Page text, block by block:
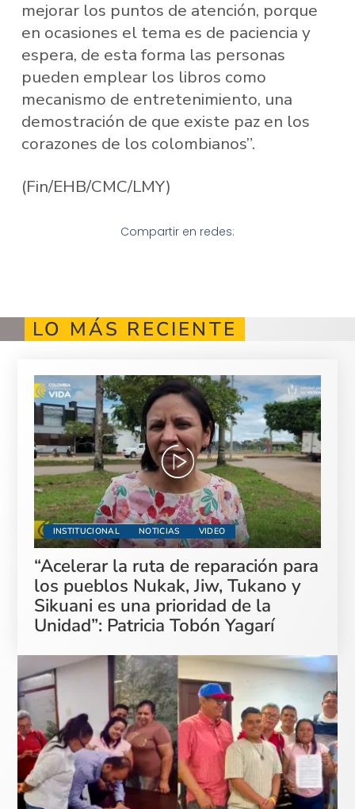
mejorar los puntos de atención, porque
en ocasiones el tema es de paciencia y
espera, de esta forma las personas
pueden emplear los libros como
mecanismo de entretenimiento, una
demostración de que existe paz en los
corazones de los colombianos”.
(Fin/EHB/CMC/LMY)
Compartir en redes:
LO MÁS RECIENTE
INSTITUCIONAL NOTICIAS VIDEO
“Acelerar la ruta de reparación para
los pueblos Nukak, Jiw, Tukano y
Sikuani es una prioridad de la
Unidad”: Patricia Tobón Yagarí